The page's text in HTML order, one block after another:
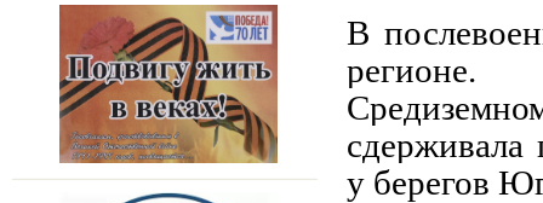
В
регионе.
у берегов